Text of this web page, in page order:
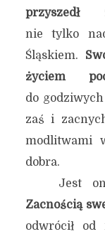
nie tylko
Śląskiem.
życiem
do
zaś i
modlitwami
dobra.
Jest
Zacnością
odwrócił od